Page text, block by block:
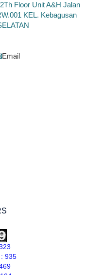
Floor Unit A&H Jalan
KEL. Kebagusan
Email
935